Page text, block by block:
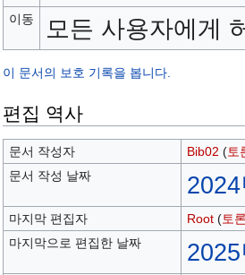
이동 모든 사용자에게
이 문서의 보호 기록을 봅니다.
편집 역사
문서 작성자 Bib02 (토
문서 작성 날짜
마지막 편집자 Root (토
마지막으로 편집한 날짜